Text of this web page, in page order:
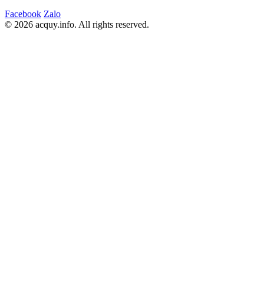
Facebook Zalo
© 2026 acquy.info. All rights reserved.